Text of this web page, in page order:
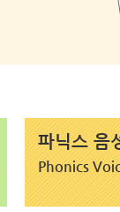
파닉스 음
Phonics